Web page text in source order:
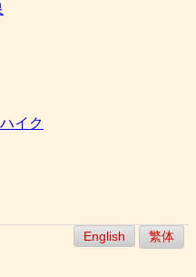
イク
English 繁体